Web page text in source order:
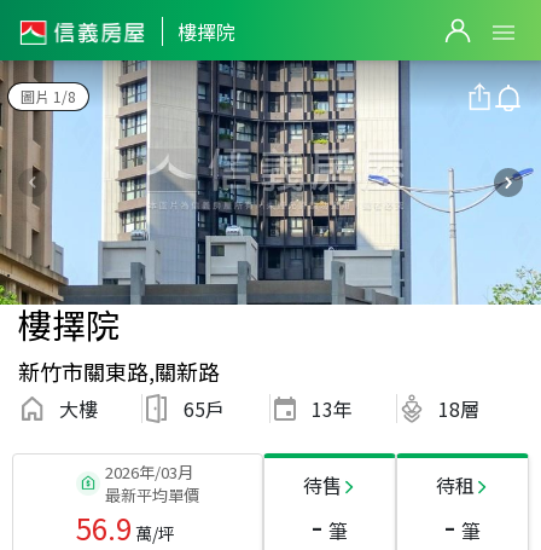
樓擇院
圖片 1/8
樓擇院
新竹市關東路,關新路
大樓 65戶 13年 18層
2026年/03月
最新平均單價
56.9 萬/坪
待售
- 筆
待租
- 筆